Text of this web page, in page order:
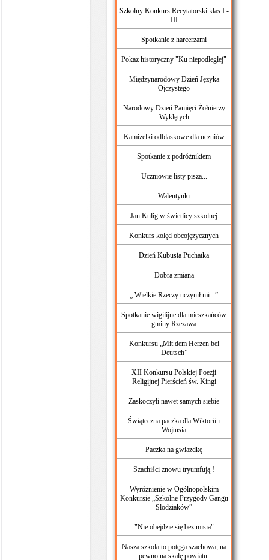
Szkolny Konkurs Recytatorski klas I -
III
Spotkanie z harcerzami
Pokaz historyczny "Ku niepodległej"
Międzynarodowy Dzień Języka
Ojczystego
Narodowy Dzień Pamięci Żołnierzy
Wyklętych
Kamizelki odblaskowe dla uczniów
Spotkanie z podróżnikiem
Uczniowie listy piszą...
Walentynki
Jan Kulig w świetlicy szkolnej
Konkurs kolęd obcojęzycznych
Dzień Kubusia Puchatka
Dobra zmiana
„ Wielkie Rzeczy uczynił mi...”
Spotkanie wigilijne dla mieszkańców
gminy Rzezawa
Konkursu „Mit dem Herzen bei
Deutsch”
XII Konkursu Polskiej Poezji
Religijnej Pierścień św. Kingi
Zaskoczyli nawet samych siebie
Świąteczna paczka dla Wiktorii i
Wojtusia
Paczka na gwiazdkę
Szachiści znowu tryumfują !
‪Wyróżnienie w Ogólnopolskim
Konkursie „Szkolne Przygody Gangu
Słodziaków”
"Nie obejdzie się bez misia"
Nasza szkoła to potęga szachowa, na
pewno na skalę powiatu.